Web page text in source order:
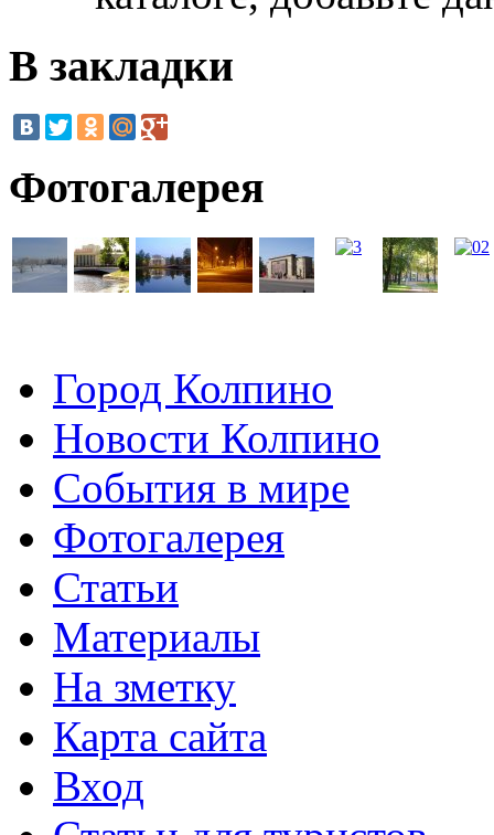
В закладки
Фотогалерея
Город Колпино
Новости Колпино
События в мире
Фотогалерея
Статьи
Материалы
На зметку
Карта сайта
Вход